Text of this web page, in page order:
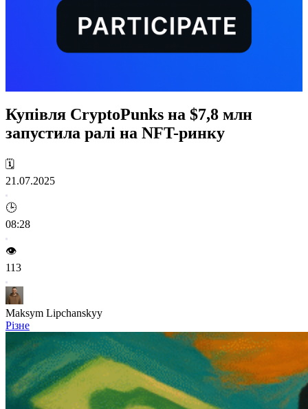
Купівля CryptoPunks на $7,8 млн
запустила ралі на NFT-ринку
🗓️
21.07.2025
🕒
08:28
👁️
113
Maksym Lipchanskyy
Різне